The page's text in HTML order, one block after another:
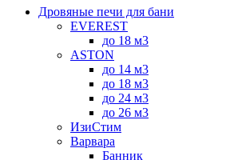
Дровяные печи для бани
EVEREST
до 18 м3
ASTON
до 14 м3
до 18 м3
до 24 м3
до 26 м3
ИзиСтим
Варвара
Банник